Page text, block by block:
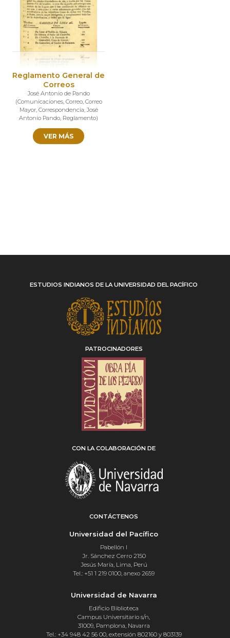
Reglamento General de
Correos
José Antonio de Pando
(Comunicaciones, Correo, Correo
Mayor, Correspondencia,José
Antonio Pando, Reglamento)
VER MÁS
ESTUDIOS INDIANOS DE LA UNIVERSIDAD DEL PACÍFICO
PATROCINADORES
CON LA COLABORACIÓN DE
CONTÁCTENOS
Universidad del Pacífico
Pabellón I
Jr. Sánchez Cerro 2150
Jesús María, Lima, Perú
Tel.: +51 1 219 0100, anexo 2659
Universidad de Navarra
Edificio Biblioteca
Campus Universitario s/n,
31009, Pamplona, Navarra
Tel.: +34 948 42 56 00, extensión 802160 y 803139